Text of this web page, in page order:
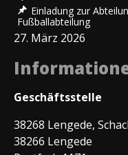
Einladung zur
Fußballabteilung
27. März 2026
Geschäftsstelle
38268 Lengede,
38266 Lengede